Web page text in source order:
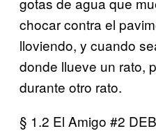
chocar contra el
lloviendo, y cuando
donde llueve un rato,
durante otro rato.
§ 1.2 El Amigo #2